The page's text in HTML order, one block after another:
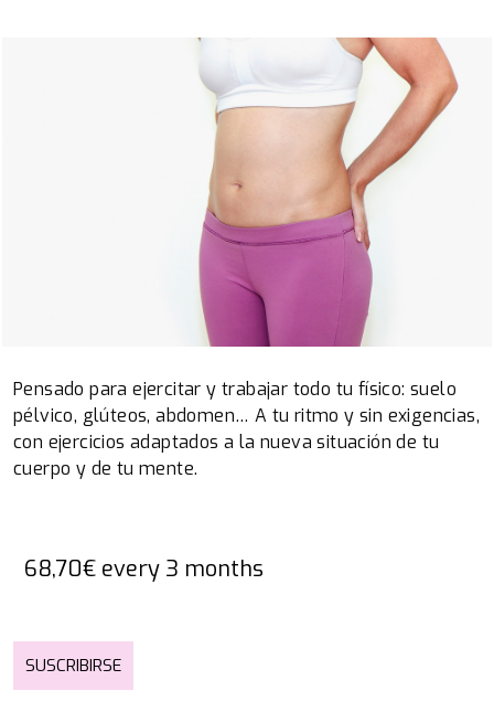
Pensado para ejercitar y trabajar todo tu físico: suelo
pélvico, glúteos, abdomen… A tu ritmo y sin exigencias,
con ejercicios adaptados a la nueva situación de tu
cuerpo y de tu mente.
68,70€ every 3 months
SUSCRIBIRSE